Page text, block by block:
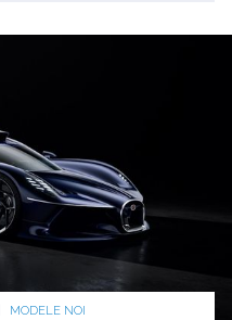
MODELE NOI